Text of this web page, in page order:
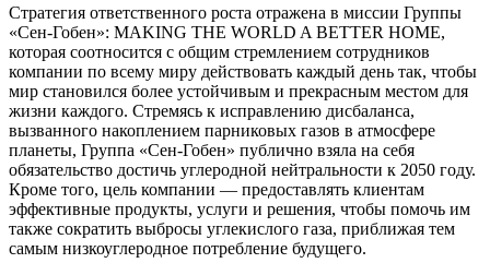
Стратегия ответственного роста отражена в миссии Группы
«Сен-Гобен»: MAKING THE WORLD A BETTER HOME,
которая соотносится с общим стремлением сотрудников
компании по всему миру действовать каждый день так, чтобы
мир становился более устойчивым и прекрасным местом для
жизни каждого. Стремясь к исправлению дисбаланса,
вызванного накоплением парниковых газов в атмосфере
планеты, Группа «Сен-Гобен» публично взяла на себя
обязательство достичь углеродной нейтральности к 2050 году.
Кроме того, цель компании — предоставлять клиентам
эффективные продукты, услуги и решения, чтобы помочь им
также сократить выбросы углекислого газа, приближая тем
самым низкоуглеродное потребление будущего.